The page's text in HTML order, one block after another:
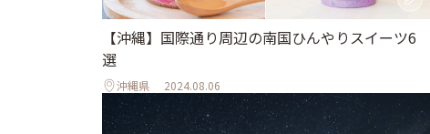
【沖縄】国際通り周辺の南国ひんやりスイーツ6
選
沖縄県 2024.08.06